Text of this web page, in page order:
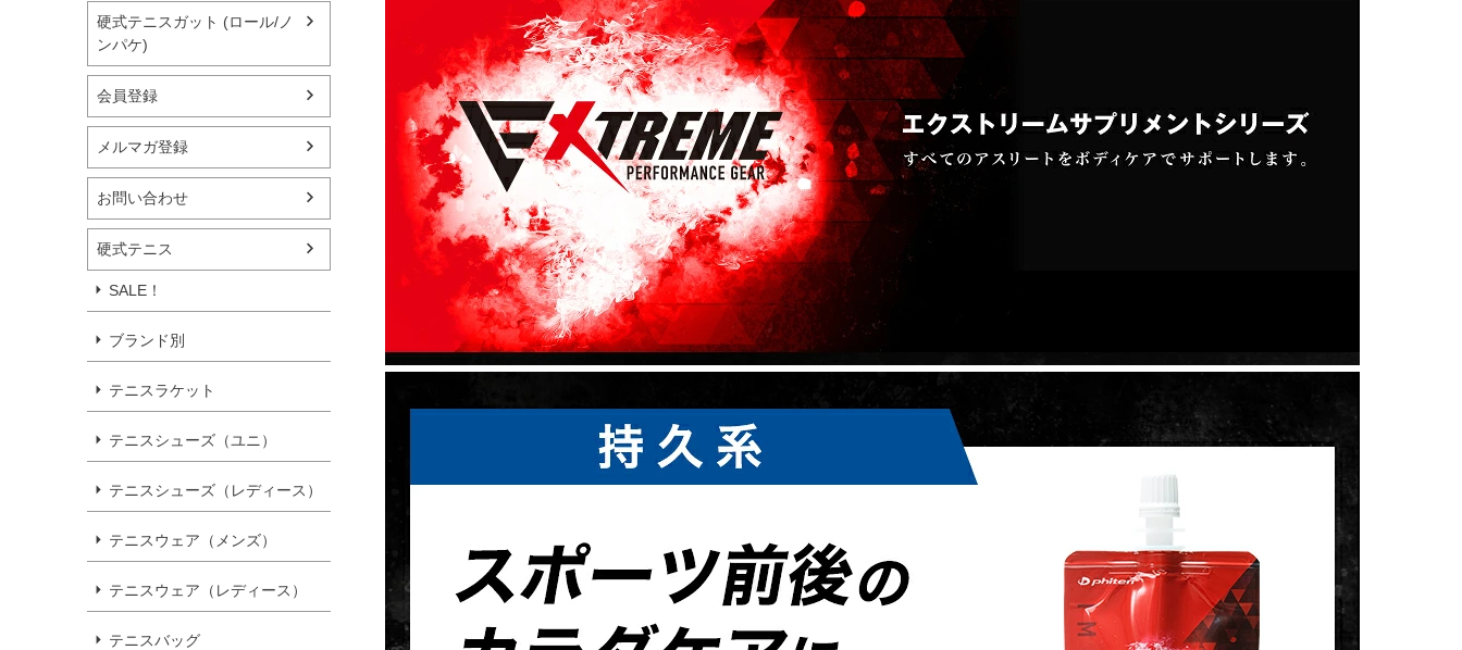
硬式テニスガット (ロール/ノ
ンパケ)
会員登録
メルマガ登録
お問い合わせ
硬式テニス
SALE！
ブランド別
テニスラケット
テニスシューズ（ユニ）
テニスシューズ（レディース）
テニスウェア（メンズ）
テニスウェア（レディース）
テニスバッグ